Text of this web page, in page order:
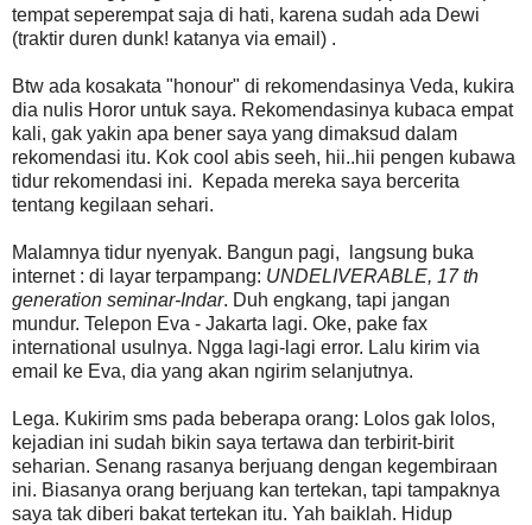
tempat seperempat saja di hati, karena sudah ada Dewi
(traktir duren dunk! katanya via email) .
Btw ada kosakata "honour" di rekomendasinya Veda, kukira
dia nulis Horor untuk saya. Rekomendasinya kubaca empat
kali, gak yakin apa bener saya yang dimaksud dalam
rekomendasi itu. Kok cool abis seeh, hii..hii pengen kubawa
tidur rekomendasi ini. Kepada mereka saya bercerita
tentang kegilaan sehari.
Malamnya tidur nyenyak. Bangun pagi, langsung buka
internet : di layar terpampang: UNDELIVERABLE, 17 th
generation seminar-Indar. Duh engkang, tapi jangan
mundur. Telepon Eva - Jakarta lagi. Oke, pake fax
international usulnya. Ngga lagi-lagi error. Lalu kirim via
email ke Eva, dia yang akan ngirim selanjutnya.
Lega. Kukirim sms pada beberapa orang: Lolos gak lolos,
kejadian ini sudah bikin saya tertawa dan terbirit-birit
seharian. Senang rasanya berjuang dengan kegembiraan
ini. Biasanya orang berjuang kan tertekan, tapi tampaknya
saya tak diberi bakat tertekan itu. Yah baiklah. Hidup